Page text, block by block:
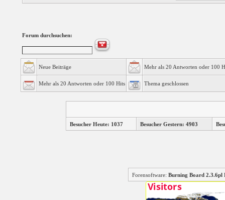
Forum durchsuchen:
Neue Beiträge Mehr als 20 Antworten oder 100
Mehr als 20 Antworten oder 100 Hits Thema geschlossen
Besucher Heute: 1037 Besucher Gestern: 4903
Forensoftware: Burning Board